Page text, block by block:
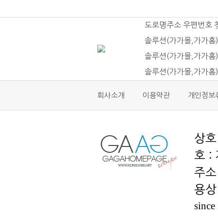
도로명주소 우편번호
솔루션(가가몰,가가
솔루션(가가몰,가가
솔루션(가가몰,가가
회사소개 이용약관 개인정보
호 :
용